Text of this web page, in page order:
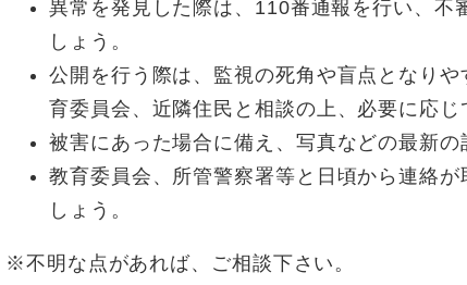
異常を発見した際は、110番通報を行い、不
しょう。
公開を行う際は、監視の死角や盲点となり
育委員会、近隣住民と相談の上、必要に応じ
被害にあった場合に備え、写真などの最新の
教育委員会、所管警察署等と日頃から連絡
しょう。
※不明な点があれば、ご相談下さい。